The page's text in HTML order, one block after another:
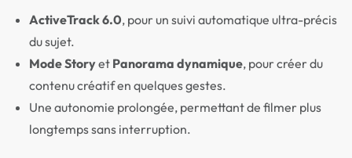
ActiveTrack 6.0, pour un suivi automatique ultra-précis
du sujet.
Mode Storyet Panorama dynamique, pour créer du
contenu créatif en quelques gestes.
Une autonomie prolongée, permettant de filmer plus
longtemps sans interruption.